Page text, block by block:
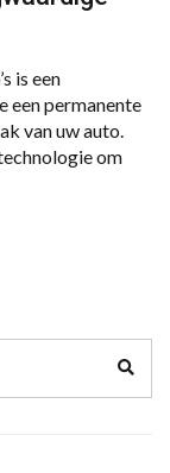
is een
een permanente
van uw auto.
om